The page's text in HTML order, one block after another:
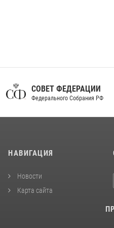
СОВЕТ ФЕДЕРАЦИИ
Федерального Собрания РФ
НАВИГАЦИЯ
Новости
Карта сайта